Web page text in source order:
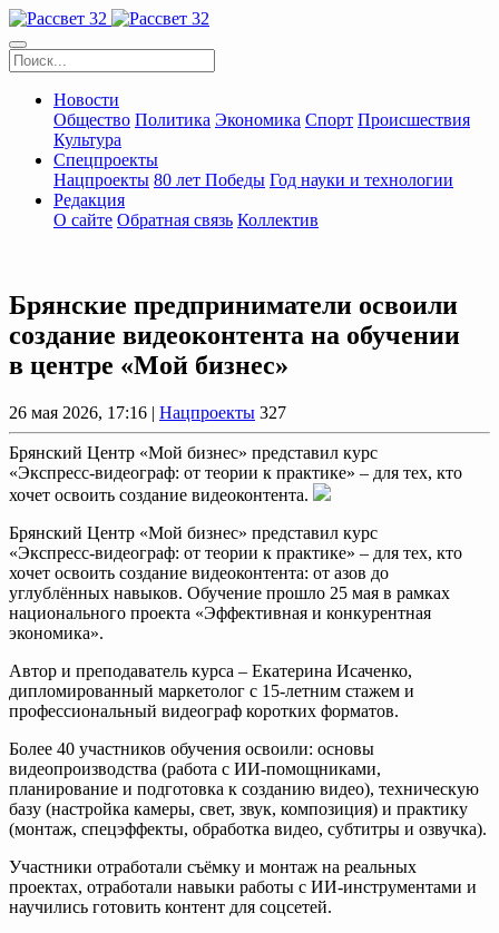
Новости
Общество Политика Экономика Спорт Происшествия
Культура
Спецпроекты
Нацпроекты 80 лет Победы Год науки и технологии
Редакция
О сайте Обратная связь Коллектив
Брянские предприниматели освоили
создание видеоконтента на обучении
в центре «Мой бизнес»
26 мая 2026, 17:16 | Нацпроекты 327
Брянский Центр «Мой бизнес» представил курс
«Экспресс‑видеограф: от теории к практике» – для тех, кто
хочет освоить создание видеоконтента.
Брянский Центр «Мой бизнес» представил курс
«Экспресс‑видеограф: от теории к практике» – для тех, кто
хочет освоить создание видеоконтента: от азов до
углублённых навыков. Обучение прошло 25 мая в рамках
национального проекта «Эффективная и конкурентная
экономика».
Автор и преподаватель курса – Екатерина Исаченко,
дипломированный маркетолог с 15‑летним стажем и
профессиональный видеограф коротких форматов.
Более 40 участников обучения освоили: основы
видеопроизводства (работа с ИИ‑помощниками,
планирование и подготовка к созданию видео), техническую
базу (настройка камеры, свет, звук, композиция) и практику
(монтаж, спецэффекты, обработка видео, субтитры и озвучка).
Участники отработали съёмку и монтаж на реальных
проектах, отработали навыки работы с ИИ‑инструментами и
научились готовить контент для соцсетей.